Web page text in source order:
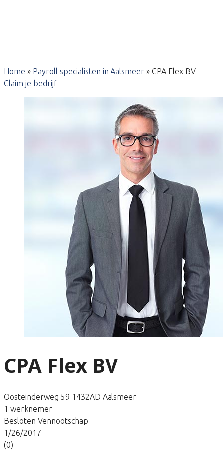
Home » Payroll specialisten in Aalsmeer » CPA Flex BV
Claim je bedrijf
CPA Flex BV
Oosteinderweg 59 1432AD Aalsmeer
1 werknemer
Besloten Vennootschap
1/26/2017
(0)